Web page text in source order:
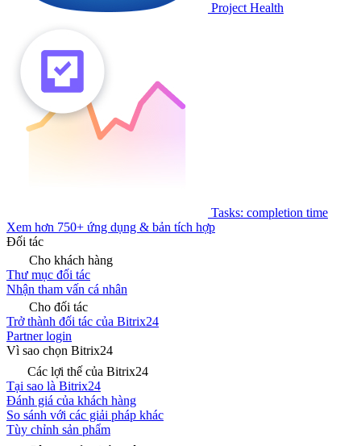
Project Health
Tasks: completion time
Xem hơn 750+ ứng dụng & bản tích hợp
Đối tác
Cho khách hàng
Thư mục đối tác
Nhận tham vấn cá nhân
Cho đối tác
Trở thành đối tác của Bitrix24
Partner login
Vì sao chọn Bitrix24
Các lợi thế của Bitrix24
Tại sao là Bitrix24
Đánh giá của khách hàng
So sánh với các giải pháp khác
Tùy chỉnh sản phẩm